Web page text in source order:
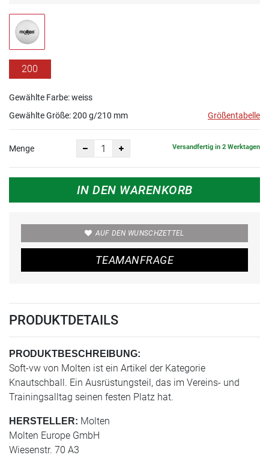
200
Gewählte Farbe: weiss
Gewählte Größe:200 g/210 mm Größentabelle
Menge Versandfertig in 2 Werktagen
IN DEN WARENKORB
AUF DEN WUNSCHZETTEL
TEAMANFRAGE
PRODUKTDETAILS
PRODUKTBESCHREIBUNG:
Soft-vw von Molten ist ein Artikel der Kategorie
Knautschball. Ein Ausrüstungsteil, das im Vereins- und
Trainingsalltag seinen festen Platz hat.
HERSTELLER: Molten
Molten Europe GmbH
Wiesenstr. 70 A3